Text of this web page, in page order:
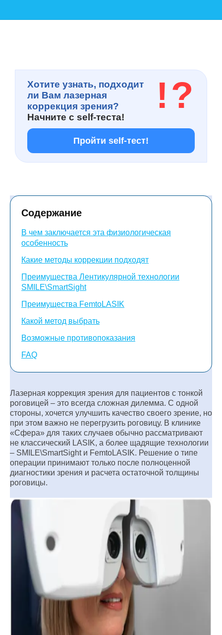
Хотите узнать, подходит
ли Вам лазерная
коррекция зрения?
Начните с self-теста!
!?
Пройти self-тест!
Содержание
В чем заключается эта физиологическая
особенность
Какие методы коррекции подходят
Преимущества Лентикулярной технологии
SMILE\SmartSight
Преимущества FemtoLASIK
Какой метод выбрать
Возможные противопоказания
FAQ
Лазерная коррекция зрения для пациентов с тонкой
роговицей – это всегда сложная дилемма. С одной
стороны, хочется улучшить качество своего зрение, но
при этом важно не перегрузить роговицу. В клинике
«Сфера» для таких случаев обычно рассматривают
не классический LASIK, а более щадящие технологии
– SMILE\SmartSight и FemtoLASIK. Решение о типе
операции принимают только после полноценной
диагностики зрения и расчета остаточной толщины
роговицы.